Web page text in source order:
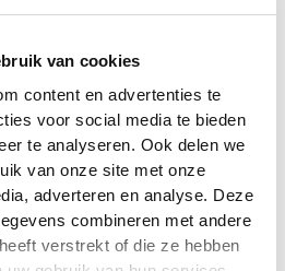
van cookies
content en advertenties te
voor social media te bieden
te analyseren. Ook delen we
van onze site met onze
adverteren en analyse. Deze
combineren met andere
verstrekt of die ze hebben
Verlijmd
27°C
RESIDENTIEEL GEBRUIK
design dat in elke woning gezelligheid